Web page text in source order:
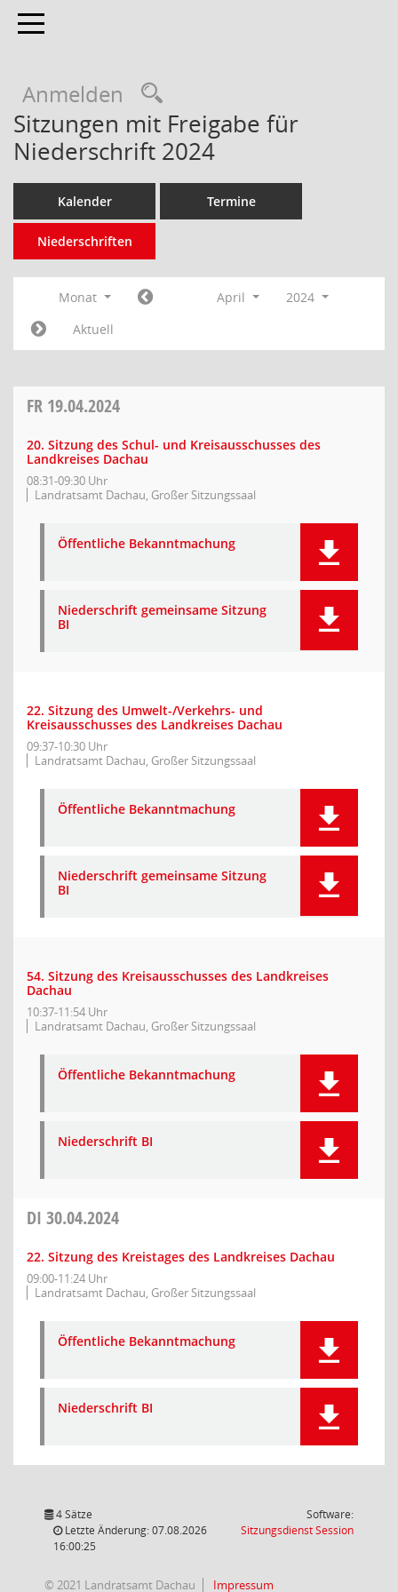
Toggle navigation
Anmelden
Sitzungen mit Freigabe für
Niederschrift 2024
Kalender Termine
Niederschriften
Monat April
2024
Aktuell
FR 19.04.2024
20. Sitzung des Schul- und Kreisausschusses des
Landkreises Dachau
08:31-09:30 Uhr
Landratsamt Dachau, Großer Sitzungssaal
Öffentliche Bekanntmachung
Niederschrift gemeinsame Sitzung
BI
22. Sitzung des Umwelt-/Verkehrs- und
Kreisausschusses des Landkreises Dachau
09:37-10:30 Uhr
Landratsamt Dachau, Großer Sitzungssaal
Öffentliche Bekanntmachung
Niederschrift gemeinsame Sitzung
BI
54. Sitzung des Kreisausschusses des Landkreises
Dachau
10:37-11:54 Uhr
Landratsamt Dachau, Großer Sitzungssaal
Öffentliche Bekanntmachung
Niederschrift BI
DI 30.04.2024
22. Sitzung des Kreistages des Landkreises Dachau
09:00-11:24 Uhr
Landratsamt Dachau, Großer Sitzungssaal
Öffentliche Bekanntmachung
Niederschrift BI
4 Sätze
Letzte Änderung: 07.08.2026
16:00:25
Software:
SitzungsdienstSession(Wird in
© 2021 Landratsamt Dachau
Impressum